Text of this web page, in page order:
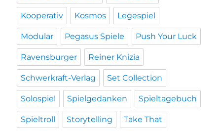
Kooperativ Kosmos Legespiel
Modular Pegasus Spiele Push Your Luck
Ravensburger Reiner Knizia
Schwerkraft-Verlag Set Collection
Solospiel Spielgedanken Spieltagebuch
Spieltroll Storytelling Take That